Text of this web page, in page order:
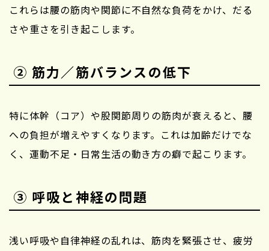
これらは腰の筋肉や関節に不自然な負荷をかけ、だる
さや重さを引き起こします。
② 筋力／筋バランスの低下
特に体幹（コア）や股関節周りの筋肉が衰えると、腰
への負担が増えやすくなります。これは加齢だけでな
く、運動不足・日常生活の動き方の癖で起こります。
③ 呼吸と神経の問題
浅い呼吸や自律神経の乱れは、筋肉を緊張させ、疲労